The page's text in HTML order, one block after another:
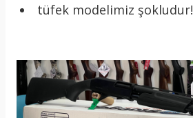
tüfek modelimiz şokludur!